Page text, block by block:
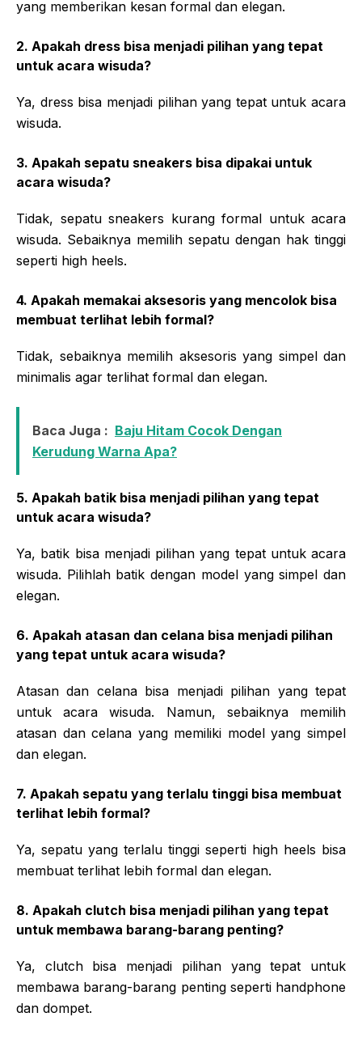
yang memberikan kesan formal dan elegan.
2. Apakah dress bisa menjadi pilihan yang tepat
untuk acara wisuda?
Ya, dress bisa menjadi pilihan yang tepat untuk acara
wisuda.
3. Apakah sepatu sneakers bisa dipakai untuk
acara wisuda?
Tidak, sepatu sneakers kurang formal untuk acara
wisuda. Sebaiknya memilih sepatu dengan hak tinggi
seperti high heels.
4. Apakah memakai aksesoris yang mencolok bisa
membuat terlihat lebih formal?
Tidak, sebaiknya memilih aksesoris yang simpel dan
minimalis agar terlihat formal dan elegan.
Baca Juga : Baju Hitam Cocok Dengan
Kerudung Warna Apa?
5. Apakah batik bisa menjadi pilihan yang tepat
untuk acara wisuda?
Ya, batik bisa menjadi pilihan yang tepat untuk acara
wisuda. Pilihlah batik dengan model yang simpel dan
elegan.
6. Apakah atasan dan celana bisa menjadi pilihan
yang tepat untuk acara wisuda?
Atasan dan celana bisa menjadi pilihan yang tepat
untuk acara wisuda. Namun, sebaiknya memilih
atasan dan celana yang memiliki model yang simpel
dan elegan.
7. Apakah sepatu yang terlalu tinggi bisa membuat
terlihat lebih formal?
Ya, sepatu yang terlalu tinggi seperti high heels bisa
membuat terlihat lebih formal dan elegan.
8. Apakah clutch bisa menjadi pilihan yang tepat
untuk membawa barang-barang penting?
Ya, clutch bisa menjadi pilihan yang tepat untuk
membawa barang-barang penting seperti handphone
dan dompet.